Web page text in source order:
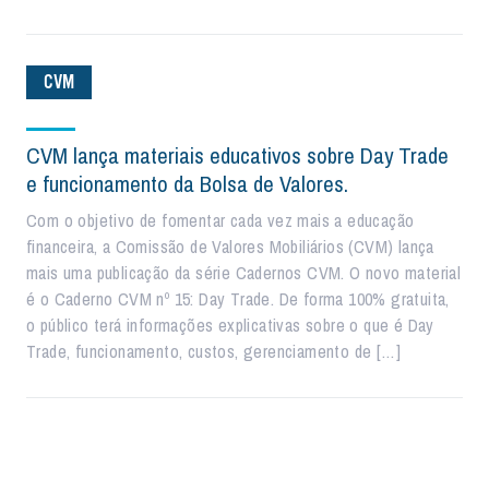
CVM
CVM lança materiais educativos sobre Day Trade
e funcionamento da Bolsa de Valores.
Com o objetivo de fomentar cada vez mais a educação
financeira, a Comissão de Valores Mobiliários (CVM) lança
mais uma publicação da série Cadernos CVM. O novo material
é o Caderno CVM nº 15: Day Trade. De forma 100% gratuita,
o público terá informações explicativas sobre o que é Day
Trade, funcionamento, custos, gerenciamento de […]